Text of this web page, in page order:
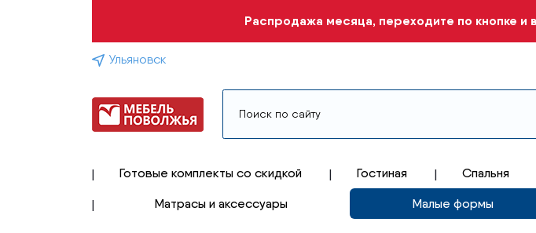
Распродажа месяца, переходите по кнопке и
Ульяновск
Готовые комплекты со скидкой Гостиная Спальня
Матрасы и аксессуары Малые формы